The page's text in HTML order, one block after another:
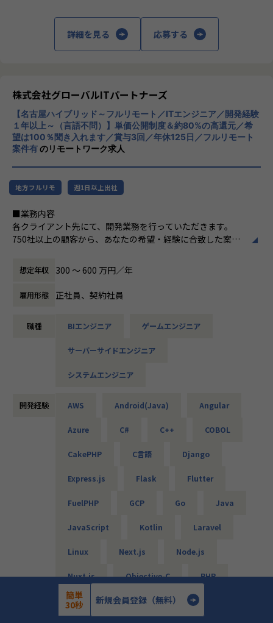
そんな想いをもった先輩たちが
当社で充実したエンジニアライフを手に入れています！
※場合により、親会社での採用になる可能性もございます。
【業務の変更の範囲】
会社の定める業務
べる「案件選択制度」や報酬を透明化する
「単価公開制度」を導入し、キャリア形成を
重視。Udemy教材や資格取得支援などスキル
gether」を掲げています。
詳細を見る 応募する
株式会社グローバルITパートナーズ
【名古屋ハイブリッド～フルリモート／ITエンジニア／開発経験
１年以上～（言語不問）】単価公開制度＆約80%の高還元／希
望は100％聞き入れます／賞与3回／年休125日／フルリモート
案件有のリモートワーク求人
地方フルリモ 週1日以上出社
■業務内容
各クライアント先にて、開発業務を行っていただきます。
750社以上の顧客から、あなたの希望・経験に合致した案件
＜案件例＞
・基幹系システムの開発支援（Java、TypeScript、Sprin
g、Vue.js）
・電力系営業システムの開発（Java、VB.net、VBA）
・MuleSoft開発（Java、SQL、Salesforce）
・車載電池ECUシステムの開発（C）
／FortiGate）
（Azure／AWS）
・メーカー向け仮想環境移行（VMware／Windows／Active
【案件選択制度】
広い分野を取り扱っているので、ご自身が本当にやりたい案
件に取り組むことが可能です。希望は100％聞き入れていま
すので、ぜひ理想の案件にチャレンジしてください。
【単価公開／単価連動制度】
当社ではご紹介する案件はすべて単価を公開しています。加
えて単価のおよそ80％をエンジニアへ還元する仕組みを導入
想定年収 300 〜 600 万円／年
雇用形態 正社員、契約社員
職種 BIエンジニア ゲームエンジニア
サーバーサイドエンジニア
システムエンジニア
開発経験 AWS Android(Java) Angular
Azure C# C++ COBOL
CakePHP C言語 Django
Express.js Flask Flutter
FuelPHP GCP Go Java
JavaScript Kotlin Laravel
Linux Next.js Node.js
Nuxt.js Objective-C PHP
Perl Python React
簡単
30秒
新規会員登録（無料）